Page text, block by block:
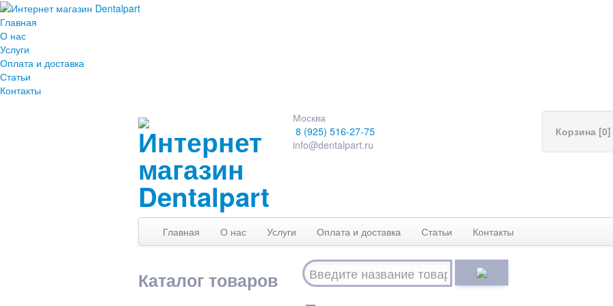
Главная
О нас
Услуги
Оплата и доставка
Статьи
Контакты
Москва
8 (925) 516-27-75
info@dentalpart.ru
Корзина [0]
Главная О нас Услуги Оплата и доставка Статьи Контакты
Каталог товаров